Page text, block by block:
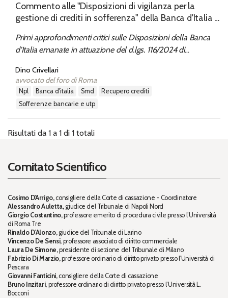
Commento alle "Disposizioni di vigilanza per la
gestione di crediti in sofferenza" della Banca d'Italia il
Primi approfondimenti critici sulle Disposizioni della Banca
d'Italia emanate in attuazione del d.lgs. 116/2024 di
Dino Crivellari
avvocato del foro di Roma
npl banca d'italia smd
recupero crediti
sofferenze bancarie e utp
Risultati da 1 a 1 di 1 totali
Comitato Scientifico
Cosimo D'Arrigo,consigliere della Corte di cassazione - Coordinatore
Alessandro Auletta,giudice del Tribunale di Napoli Nord
Giorgio Costantino,professore emerito di procedura civile presso l’Università
di Roma Tre
Rinaldo D'Alonzo,giudice del Tribunale di Larino
Vincenzo De Sensi,professore associato di diritto commerciale
Laura De Simone,presidente di sezione del Tribunale di Milano
Fabrizio Di Marzio,professore ordinario di diritto privato presso l'Università di
Pescara
Giovanni Fanticini,consigliere della Corte di cassazione
Bruno Inzitari, professore ordinario di diritto privato presso l’Università L.
Bocconi